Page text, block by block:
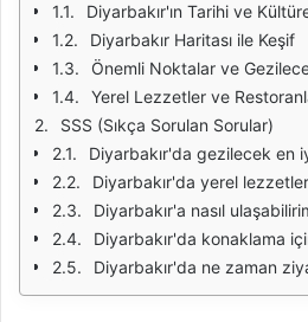
Diyarbakır'ın Tarihi ve
Diyarbakır Haritası ile Keşif
Önemli Noktalar ve
Yerel Lezzetler ve
SSS (Sıkça Sorulan Sorular)
Diyarbakır'da gezilecek en
Diyarbakır'da yerel
Diyarbakır'a nasıl
Diyarbakır'da konaklama için
Diyarbakır'da ne zaman